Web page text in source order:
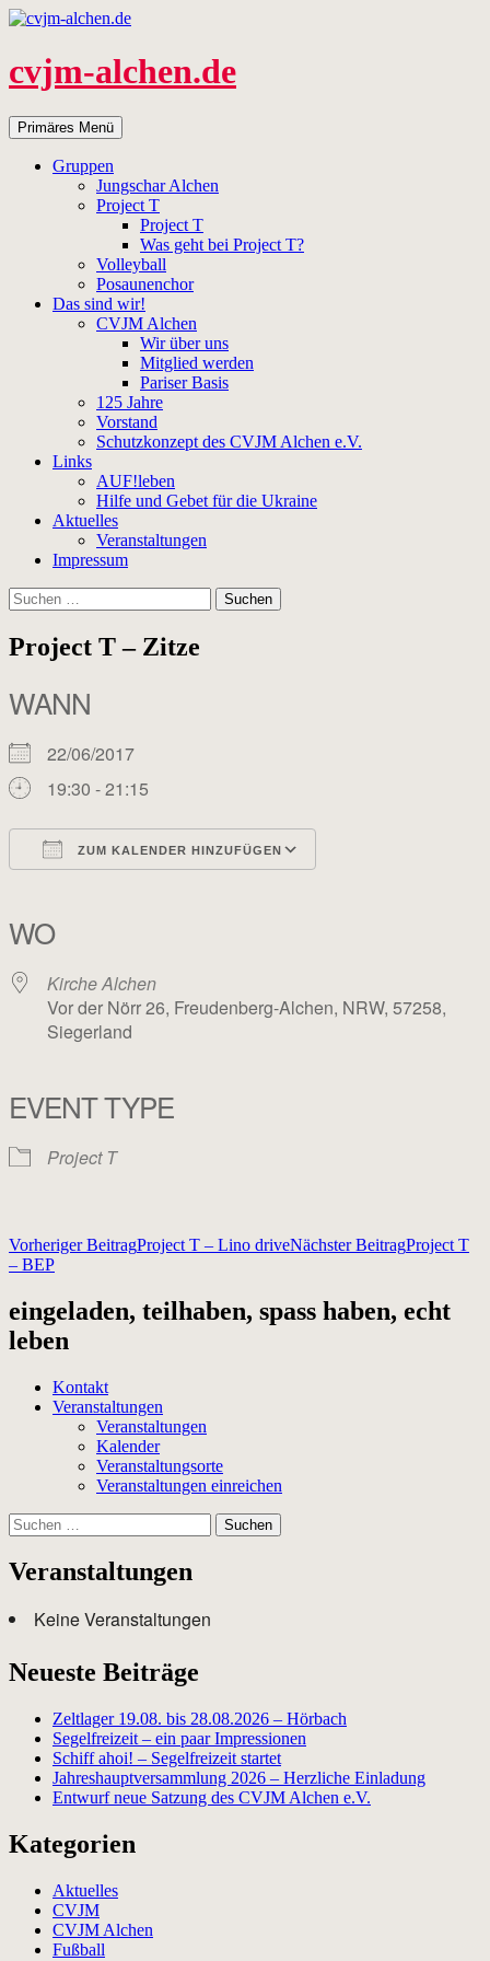
Zum
springen
cvjm-alchen.de
Suchen
Primäres Menü
Gruppen
Jungschar Alchen
Project T
Project T
Was geht bei Project T?
Volleyball
Posaunenchor
Das sind wir!
CVJM Alchen
Wir über uns
Mitglied werden
Pariser Basis
125 Jahre
Vorstand
Schutzkonzept des CVJM Alchen e.V.
Links
AUF!leben
Hilfe und Gebet für die Ukraine
Aktuelles
Veranstaltungen
Impressum
Suchen
nach:
Project T – Zitze
WANN
22/06/2017
19:30 - 21:15
ZUM KALENDER HINZUFÜGEN
WO
Kirche Alchen
Vor der Nörr 26, Freudenberg-Alchen, NRW, 57258,
Siegerland
EVENT TYPE
Project T
Beitragsnavigation
Vorheriger BeitragProject T – Lino driveNächster BeitragProject T
– BEP
eingeladen, teilhaben, spass haben, echt
leben
Kontakt
Veranstaltungen
Veranstaltungen
Kalender
Veranstaltungsorte
Veranstaltungen einreichen
Suchen
nach:
Veranstaltungen
Keine Veranstaltungen
Neueste Beiträge
Zeltlager 19.08. bis 28.08.2026 – Hörbach
Segelfreizeit – ein paar Impressionen
Schiff ahoi! – Segelfreizeit startet
Jahreshauptversammlung 2026 – Herzliche Einladung
Entwurf neue Satzung des CVJM Alchen e.V.
Kategorien
Aktuelles
CVJM
CVJM Alchen
Fußball